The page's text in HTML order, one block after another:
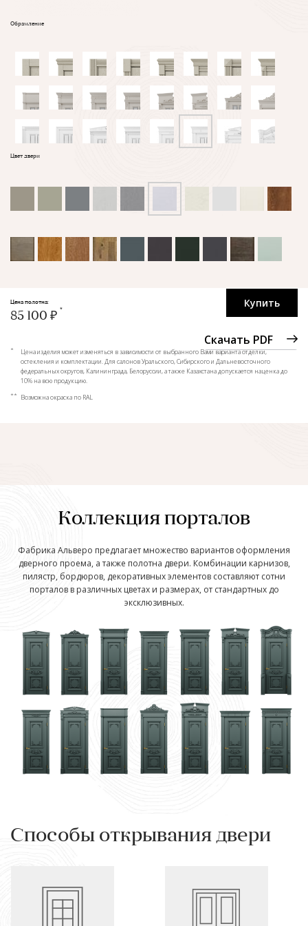
Обрамление
Цвет двери
Купить
Скачать PDF
Цена полотна:
85 100 ₽
*
Цена изделия может изменяться в зависимости от выбранного Вами варианта отделки,
остекления и комплектации. Для салонов Уральского, Сибирского и Дальневосточного
федеральных округов, Калининграда, Белоруссии, а также Казахстана допускается наценка до
10% на всю продукцию.
** Возможна окраска по RAL
Коллекция порталов
Фабрика Альверо предлагает множество вариантов оформления
дверного проема, а также полотна двери. Комбинации карнизов,
пилястр, бордюров, декоративных элементов составляют сотни
порталов в различных цветах и размерах, от стандартных до
эксклюзивных.
Способы открывания двери